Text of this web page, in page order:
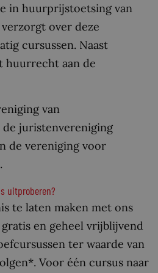
in huurprijstoetsing van
over deze
cursussen. Naast
huurrecht aan de
van
juristenvereniging
de vereniging voor
uitproberen?
te laten maken met ons
en geheel vrijblijvend
ter waarde van
Voor één cursus naar